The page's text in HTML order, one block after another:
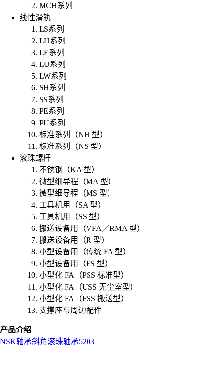
MCH系列
线性滑轨
LS系列
LH系列
LE系列
LU系列
LW系列
SH系列
SS系列
PE系列
PU系列
标准系列（NH 型）
标准系列（NS 型）
滚珠螺杆
不锈钢（KA 型）
微型细导程（MA 型）
微型细导程（MS 型）
工具机用（SA 型）
工具机用（SS 型）
搬送设备用（VFA／RMA 型）
搬送设备用（R 型）
小型设备用（传统 FA 型）
小型设备用（FS 型）
小型化 FA（PSS 标准型）
小型化 FA（USS 无尘室型）
小型化 FA（FSS 搬送型）
支撑座与周边配件
产品介绍
NSK轴承斜角滚珠轴承5203